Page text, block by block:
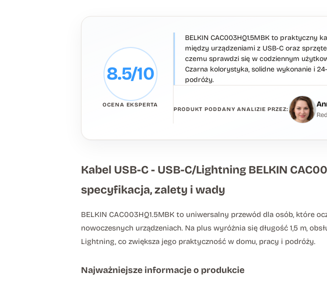
8.5/10
OCENA EKSPERTA
BELKIN CAC003HQ1.5MBK to praktyczny
między urządzeniami z USB-C oraz
czemu sprawdzi się w codziennym
Czarna kolorystyka, solidne wykonanie i
podróży.
PRODUKT PODDANY ANALIZIE PRZEZ:
Kabel USB-C - USB-C/Lightning BELKIN
specyfikacja, zalety i wady
BELKIN CAC003HQ1.5MBK to uniwersalny przewód dla osób, które
nowoczesnych urządzeniach. Na plus wyróżnia się długość 1,5 m,
Lightning, co zwiększa jego praktyczność w domu, pracy i podróży.
Najważniejsze informacje o produkcie